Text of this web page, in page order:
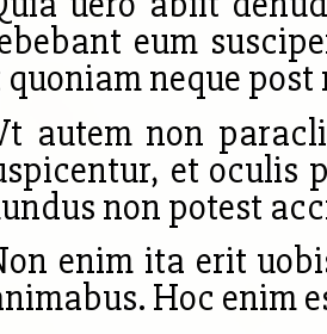
eum
neque
autem non
et oculis
non potest
enim ita erit
Hoc enim